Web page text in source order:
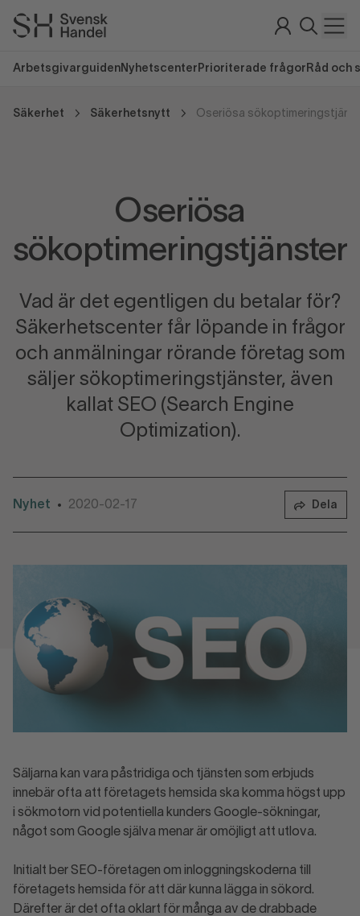
Arbetsgivarguiden Nyhetscenter Prioriterade frågor Råd och
Säkerhet Säkerhetsnytt Oseriösa
Oseriösa
sökoptimeringstjänster
Vad är det egentligen du betalar för?
Säkerhetscenter får löpande in frågor
och anmälningar rörande företag som
säljer sökoptimeringstjänster, även
kallat SEO (Search Engine
Optimization).
Nyhet • 2020-02-17 Dela
Säljarna kan vara påstridiga och tjänsten som erbjuds
innebär ofta att företagets hemsida ska komma högst upp
i sökmotorn vid potentiella kunders Google-sökningar,
något som Google själva menar är omöjligt att utlova.
Initialt ber SEO-företagen om inloggningskoderna till
företagets hemsida för att där kunna lägga in sökord.
Därefter är det ofta oklart för många av de drabbade